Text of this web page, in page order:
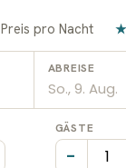
Preis pro Nacht ★
ABREISE
GÄSTE
-